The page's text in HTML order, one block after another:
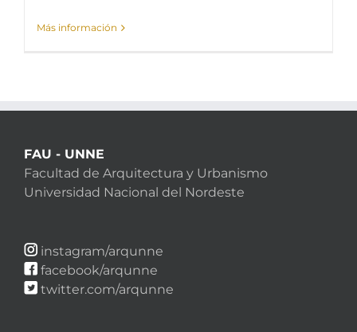
Más información
FAU - UNNE
Facultad de Arquitectura y Urbanismo
Universidad Nacional del Nordeste
instagram/arqunne
facebook/arqunne
twitter.com/arqunne